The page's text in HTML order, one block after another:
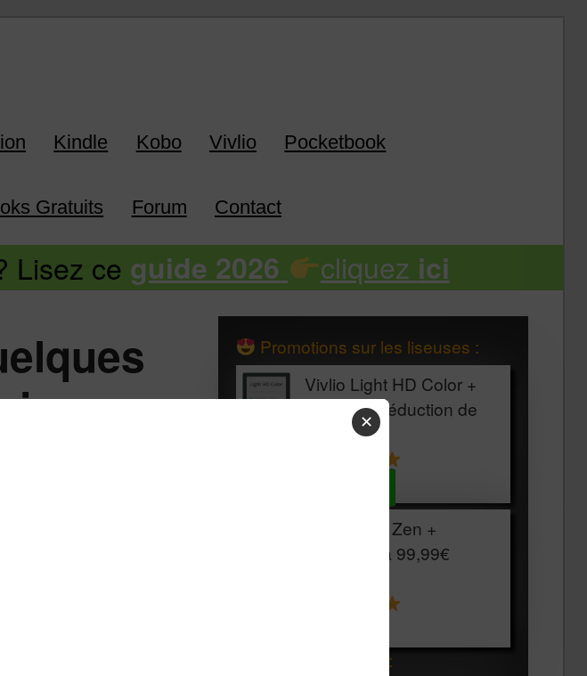
Pocketbook
Kindle Kobo Vivlio Pocketbook
Gratuits Forum Contact
Lisez ce guide 2026 cliquez ici
Promotions sur les liseuses :
Vivlio Light HD Color +
HOUSSE réduction de
Vivlio Light Zen +
HOUSSE à 99,99€
Les accessibles :
✕